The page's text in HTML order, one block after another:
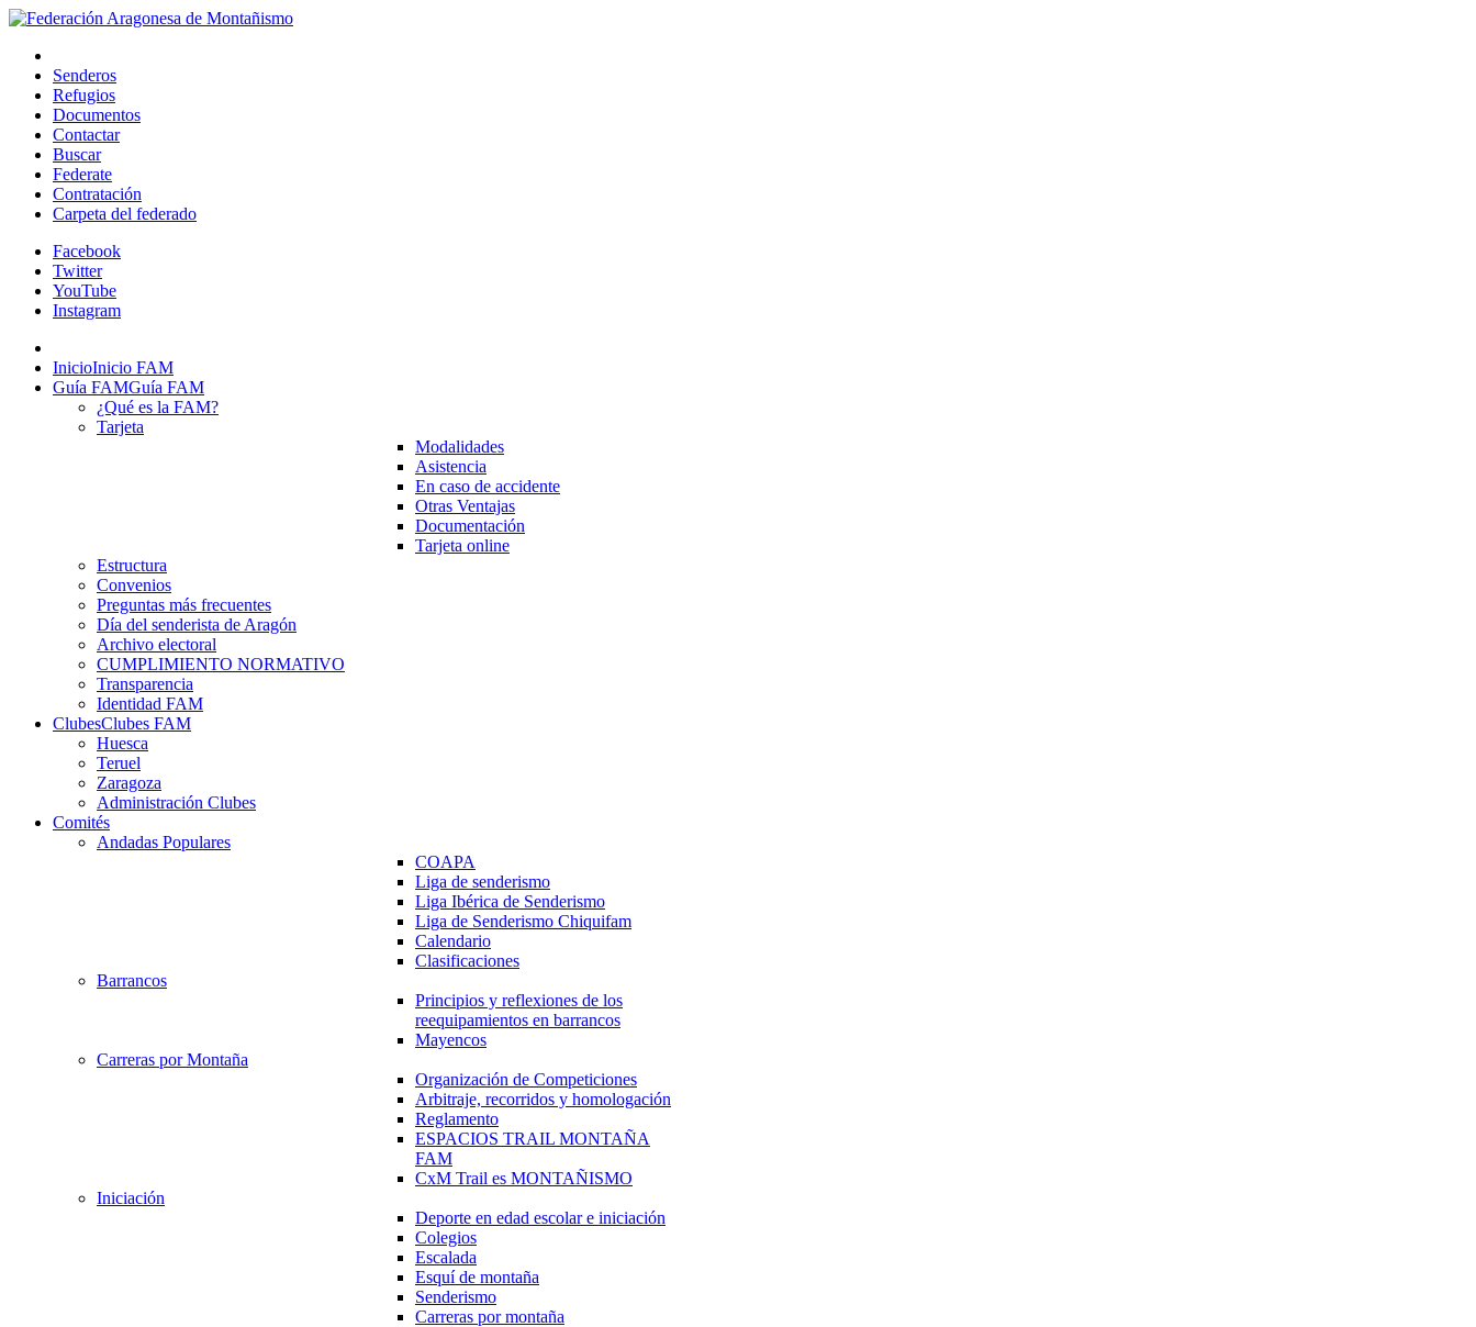
Senderos
Refugios
Documentos
Contactar
Buscar
Federate
Contratación
Carpeta del federado
Facebook
Twitter
YouTube
Instagram
InicioInicio FAM
Guía FAMGuía FAM
¿Qué es la FAM?
Tarjeta
Modalidades
Asistencia
En caso de accidente
Otras Ventajas
Documentación
Tarjeta online
Estructura
Convenios
Preguntas más frecuentes
Día del senderista de Aragón
Archivo electoral
CUMPLIMIENTO NORMATIVO
Transparencia
Identidad FAM
ClubesClubes FAM
Huesca
Teruel
Zaragoza
Administración Clubes
Comités
Andadas Populares
COAPA
Liga de senderismo
Liga Ibérica de Senderismo
Liga de Senderismo Chiquifam
Calendario
Clasificaciones
Barrancos
Principios y reflexiones de los
reequipamientos en barrancos
Mayencos
Carreras por Montaña
Organización de Competiciones
Arbitraje, recorridos y homologación
Reglamento
ESPACIOS TRAIL MONTAÑA
FAM
CxM Trail es MONTAÑISMO
Iniciación
Deporte en edad escolar e iniciación
Colegios
Escalada
Esquí de montaña
Senderismo
Carreras por montaña